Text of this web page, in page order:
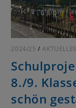
2024/25 /AKTUELLES
8./9.
schön